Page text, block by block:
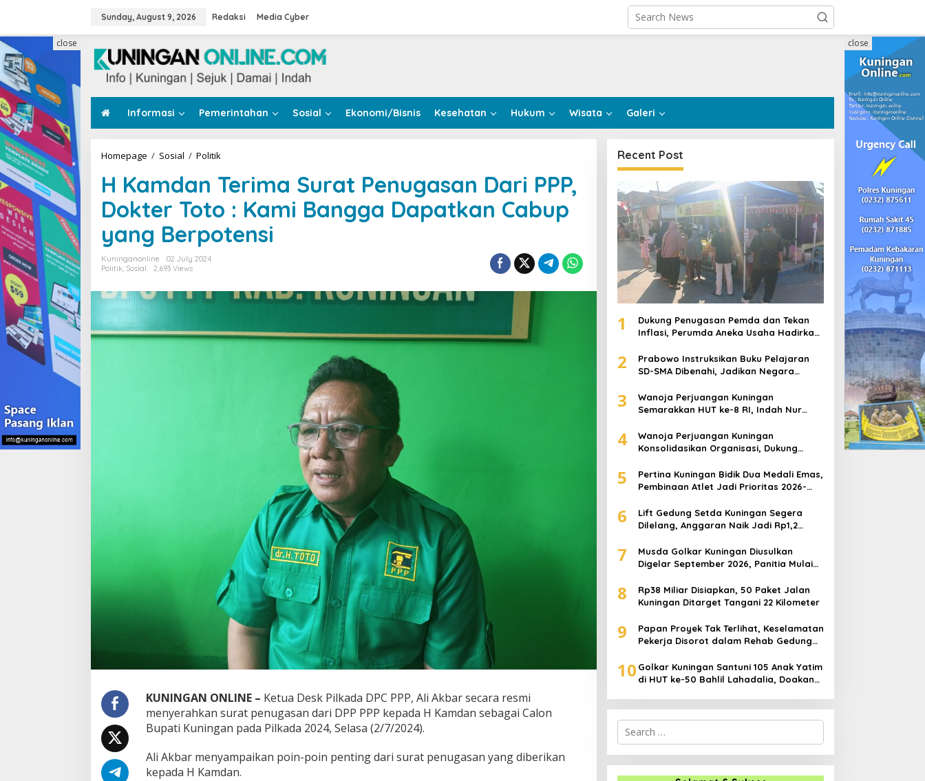
Sunday, August 9, 2026 Redaksi Media Cyber
Informasi Pemerintahan Sosial Ekonomi/Bisnis Kesehatan Hukum Wisata Galeri
close close
Homepage / Sosial / Politik
Terima
Surat
Penugasan
Dari
PPP,
Dokter
Bangga
Dapatkan
Berpotensi
H Kamdan Terima Surat Penugasan Dari PPP,
Dokter Toto : Kami Bangga Dapatkan Cabup
yang Berpotensi
Kuninganonline
02 July 2024
Politik Sosial 2,693 Views
KUNINGAN ONLINE – Ketua Desk Pilkada DPC PPP, Ali Akbar secara resmi
menyerahkan surat penugasan dari DPP PPP kepada H Kamdan sebagai Calon
Bupati Kuningan pada Pilkada 2024, Selasa (2/7/2024).
Ali Akbar menyampaikan poin-poin penting dari surat penugasan yang diberikan
kepada H Kamdan.
Recent Post
1
Dukung Penugasan Pemda dan Tekan
Inflasi, Perumda Aneka Usaha Hadirkan
2
Prabowo Instruksikan Buku Pelajaran
SD-SMA Dibenahi, Jadikan Negara
3
Wanoja Perjuangan Kuningan
Semarakkan HUT ke-8 RI, Indah Nur
Berdaya
4
Wanoja Perjuangan Kuningan
Konsolidasikan Organisasi, Dukung
5
Pertina Kuningan Bidik Dua Medali Emas,
Pembinaan Atlet Jadi Prioritas 2026-
6
Lift Gedung Setda Kuningan Segera
Dilelang, Anggaran Naik Jadi Rp1,2
7
Musda Golkar Kuningan Diusulkan
Digelar September 2026, Panitia Mulai
8
Rp38 Miliar Disiapkan, 50 Paket Jalan
Kuningan Ditarget Tangani 22 Kilometer
9
Papan Proyek Tak Terlihat, Keselamatan
Pekerja Disorot dalam Rehab Gedung
10 Golkar Kuningan Santuni 105 Anak Yatim
di HUT ke-50 Bahlil Lahadalia, Doakan
Search
for: